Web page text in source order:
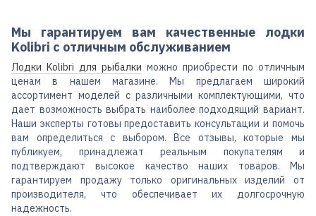
Мы гарантируем вам качественные лодки
Kolibri с отличным обслуживанием
Лодки Kolibri для рыбалки можно приобрести по отличным
ценам в нашем магазине. Мы предлагаем широкий
ассортимент моделей с различными комплектующими, что
дает возможность выбрать наиболее подходящий вариант.
Наши эксперты готовы предоставить консультации и помочь
вам определиться с выбором. Все отзывы, которые мы
публикуем, принадлежат реальным покупателям и
подтверждают высокое качество наших товаров. Мы
гарантируем продажу только оригинальных изделий от
производителя, что обеспечивает их долгосрочную
надежность.